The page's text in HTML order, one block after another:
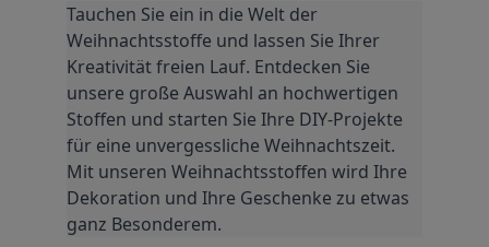
Tauchen Sie ein in die Welt der
Weihnachtsstoffe und lassen Sie Ihrer
Kreativität freien Lauf. Entdecken Sie
unsere große Auswahl an hochwertigen
Stoffen und starten Sie Ihre DIY-Projekte
für eine unvergessliche Weihnachtszeit.
Mit unseren Weihnachtsstoffen wird Ihre
Dekoration und Ihre Geschenke zu etwas
ganz Besonderem.